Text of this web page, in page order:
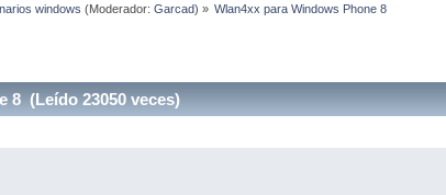
windows (Moderador: Garcad) » Wlan4xx para Windows Phone 8
8 (Leído 23050 veces)